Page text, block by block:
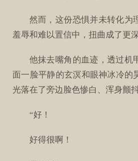
然而，这份恐惧并未转化为
羞辱和难以置信中，扭曲成了更
他抹去嘴角的血迹，透过机
面一脸平静的玄溟和眼神冰冷的
光落在了旁边脸色惨白、浑身颤
“好！
好得很啊！